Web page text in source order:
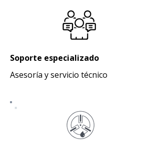
Soporte especializado
Asesoría y servicio técnico